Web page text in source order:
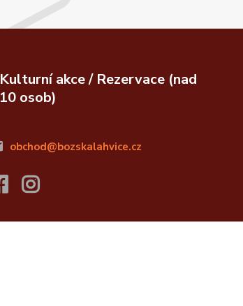
Kulturní akce / Rezervace (nad
10 osob)
obchod@bozskalahvice.cz